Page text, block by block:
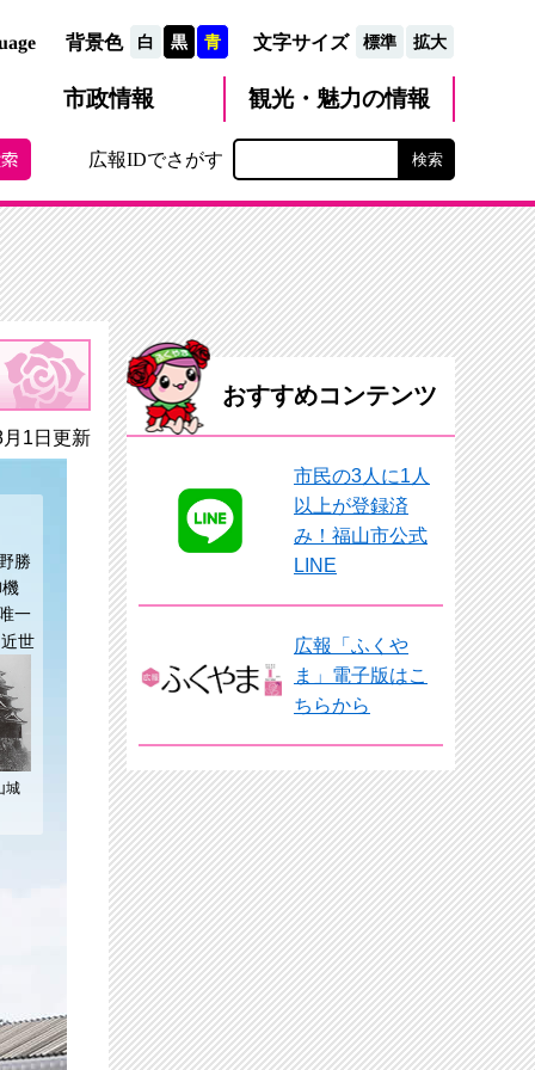
背景色 白 黒 青 文字サイズ 標準 拡大
市政情報 観光・魅力の情報
広報IDでさがす
1日更新
勝
一
城
近世
おすすめコンテンツ
市民の3人に1人
以上が登録済
み！福山市公式
LINE
広報「ふくや
ま」電子版はこ
ちらから